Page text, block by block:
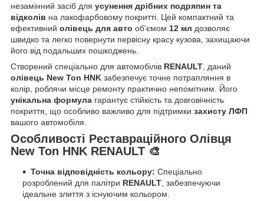
незамінний засіб для усунення дрібних подряпин та
відколів на лакофарбовому покритті. Цей компактний та
ефективний олівець для авто об'ємом 12 мл дозволяє
швидко та легко повернути первісну красу кузова, захищаючи
його від подальших пошкоджень.
Створений спеціально для автомобілів RENAULT , даний
олівець New Ton HNK забезпечує точне потрапляння в
колір, роблячи місце ремонту практично непомітним. Його
унікальна формула гарантує стійкість та довговічність
покриття, що особливо важливо для підтримки захисту ЛФП
вашого автомобіля.
Особливості Реставраційного Олівця
New Ton HNK RENAULT 🎨
Точна відповідність кольору: Спеціально
розроблений для палітри RENAULT, забезпечуючи
ідеальне злиття з існуючим кольором.